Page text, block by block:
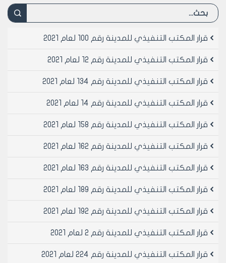
انذارات خطية وفق الاصول تحت طائلة اغلاق المحل بالشمع
فيما يلي الحالات التي تستدعي الإنذار:
• تجاوز عن الترخيص الممنوح (ممارسة مهنة اخرى غير
المحل المرخص)
• في حالة التوقف عن الاستثمار لمدة تزيد عن عام.
مدينة حلب.
يلغى الترخيص في الحالات التالية:
• بناء على طلب صاحب العلاقة.
• في حالة التوقف عن الاستثمار لمدة تزيد عن عام ما لم
• في حالة ممارسة مهنة اخرى غير المهنة الواردة في قرار
• في حالة اغلاق المحل لثلاث مرات وفقا لما جاء في المادة
• وفق قرارات مجلس مدينة حلب والمكتب التنفيذي
قرار المكتب التنفيذي للمدينة رقم 100 لعام 2021
قرار المكتب التنفيذي للمدينة رقم 12 لعام 2021
قرار المكتب التنفيذي للمدينة رقم 134 لعام 2021
قرار المكتب التنفيذي للمدينة رقم 14 لعام 2021
قرار المكتب التنفيذي للمدينة رقم 158 لعام 2021
قرار المكتب التنفيذي للمدينة رقم 162 لعام 2021
قرار المكتب التنفيذي للمدينة رقم 163 لعام 2021
قرار المكتب التنفيذي للمدينة رقم 189 لعام 2021
قرار المكتب التنفيذي للمدينة رقم 192 لعام 2021
قرار المكتب التنفيذي للمدينة رقم 2 لعام 2021
قرار المكتب التنفيذي للمدينة رقم 224 لعام 2021